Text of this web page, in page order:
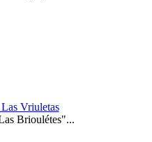
Vriuletas
Brioulétes"...